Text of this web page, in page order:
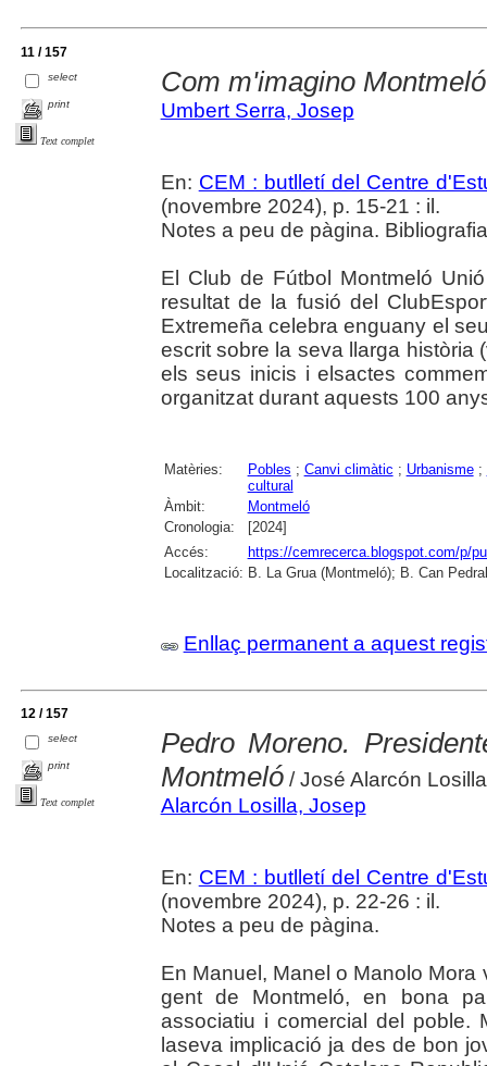
11 / 157
select
print
Text complet
Com m'imagino Montmeló
Umbert Serra, Josep
En: CEM : butlletí del Centre
(novembre 2024), p. 15-21 : il.
Notes a peu de pàgina.
El Club de Fútbol Montmeló
resultat de la fusió del
Extremeña celebra enguany el
escrit sobre la seva llarga història
els seus inicis i elsactes
organitzat durant aquests 100
Matèries: Pobles ; Canvi climàtic ; Urbanisme;
cultural
Àmbit:
Montmeló
Cronologia:
[2024]
Accés:
https://cemrecerca.blogspot.com/p/
Localització: B. La Grua (Montmeló); B. Can
Enllaç permanent a aquest
12 / 157
select
print
Text complet
Pedro Moreno.
Montmeló/ José Alarcón Losilla
Alarcón Losilla, Josep
En: CEM : butlletí del Centre
(novembre 2024), p. 22-26 : il.
Notes a peu de pàgina.
En Manuel, Manel o Manolo
gent de Montmeló, en bona
associatiu i comercial del poble.
laseva implicació ja des de bon